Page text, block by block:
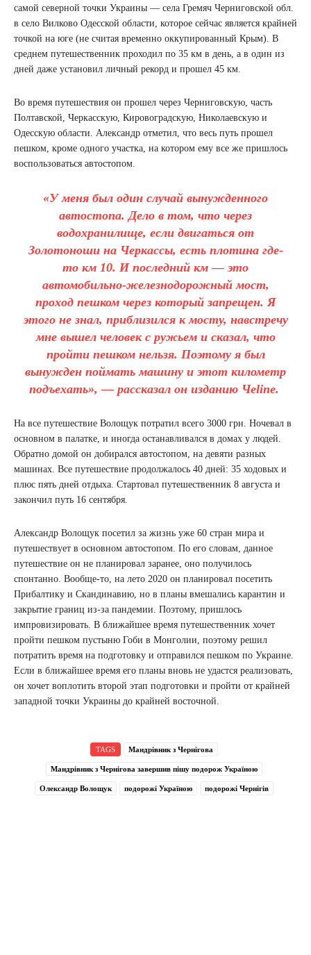
самой северной точки Украины — села Гремяч Черниговской обл.
в село Вилково Одесской области, которое сейчас является крайней
точкой на юге (не считая временно оккупированный Крым). В
среднем путешественник проходил по 35 км в день, а в один из
дней даже установил личный рекорд и прошел 45 км.
Во время путешествия он прошел через Черниговскую, часть
Полтавской, Черкасскую, Кировоградскую, Николаевскую и
Одесскую области. Александр отметил, что весь путь прошел
пешком, кроме одного участка, на котором ему все же пришлось
воспользоваться автостопом.
«У меня был один случай вынужденного
автостопа. Дело в том, что через
водохранилище, если двигаться от
Золотоноши на Черкассы, есть плотина где-
то км 10. И последний км — это
автомобильно-железнодорожный мост,
проход пешком через который запрещен. Я
этого не знал, приблизился к мосту, навстречу
мне вышел человек с ружьем и сказал, что
пройти пешком нельзя. Поэтому я был
вынужден поймать машину и этот километр
подъехать», — рассказал он изданию Чеline.
На все путешествие Волощук потратил всего 3000 грн. Ночевал в
основном в палатке, и иногда останавливался в домах у людей.
Обратно домой он добирался автостопом, на девяти разных
машинах. Все путешествие продолжалось 40 дней: 35 ходовых и
плюс пять дней отдыха. Стартовал путешественник 8 августа и
закончил путь 16 сентября.
Александр Волощук посетил за жизнь уже 60 стран мира и
путешествует в основном автостопом. По его словам, данное
путешествие он не планировал заранее, оно получилось
спонтанно. Вообще-то, на лето 2020 он планировал посетить
Прибалтику и Скандинавию, но в планы вмешались карантин и
закрытие границ из-за пандемии. Поэтому, пришлось
импровизировать. В ближайшее время путешественник хочет
пройти пешком пустыню Гоби в Монголии, поэтому решил
потратить время на подготовку и отправился пешком по Украине.
Если в ближайшее время его планы вновь не удастся реализовать,
он хочет воплотить второй этап подготовки и пройти от крайней
западной точки Украины до крайней восточной.
TAGS Мандрівник з Чернігова
Мандрівник з Чернігова завершив пішу подорож Україною
Олександр Волощук подорожі Україною подорожі Чернігів